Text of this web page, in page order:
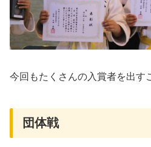
今回もたくさんの入賞者を出す
団体戦